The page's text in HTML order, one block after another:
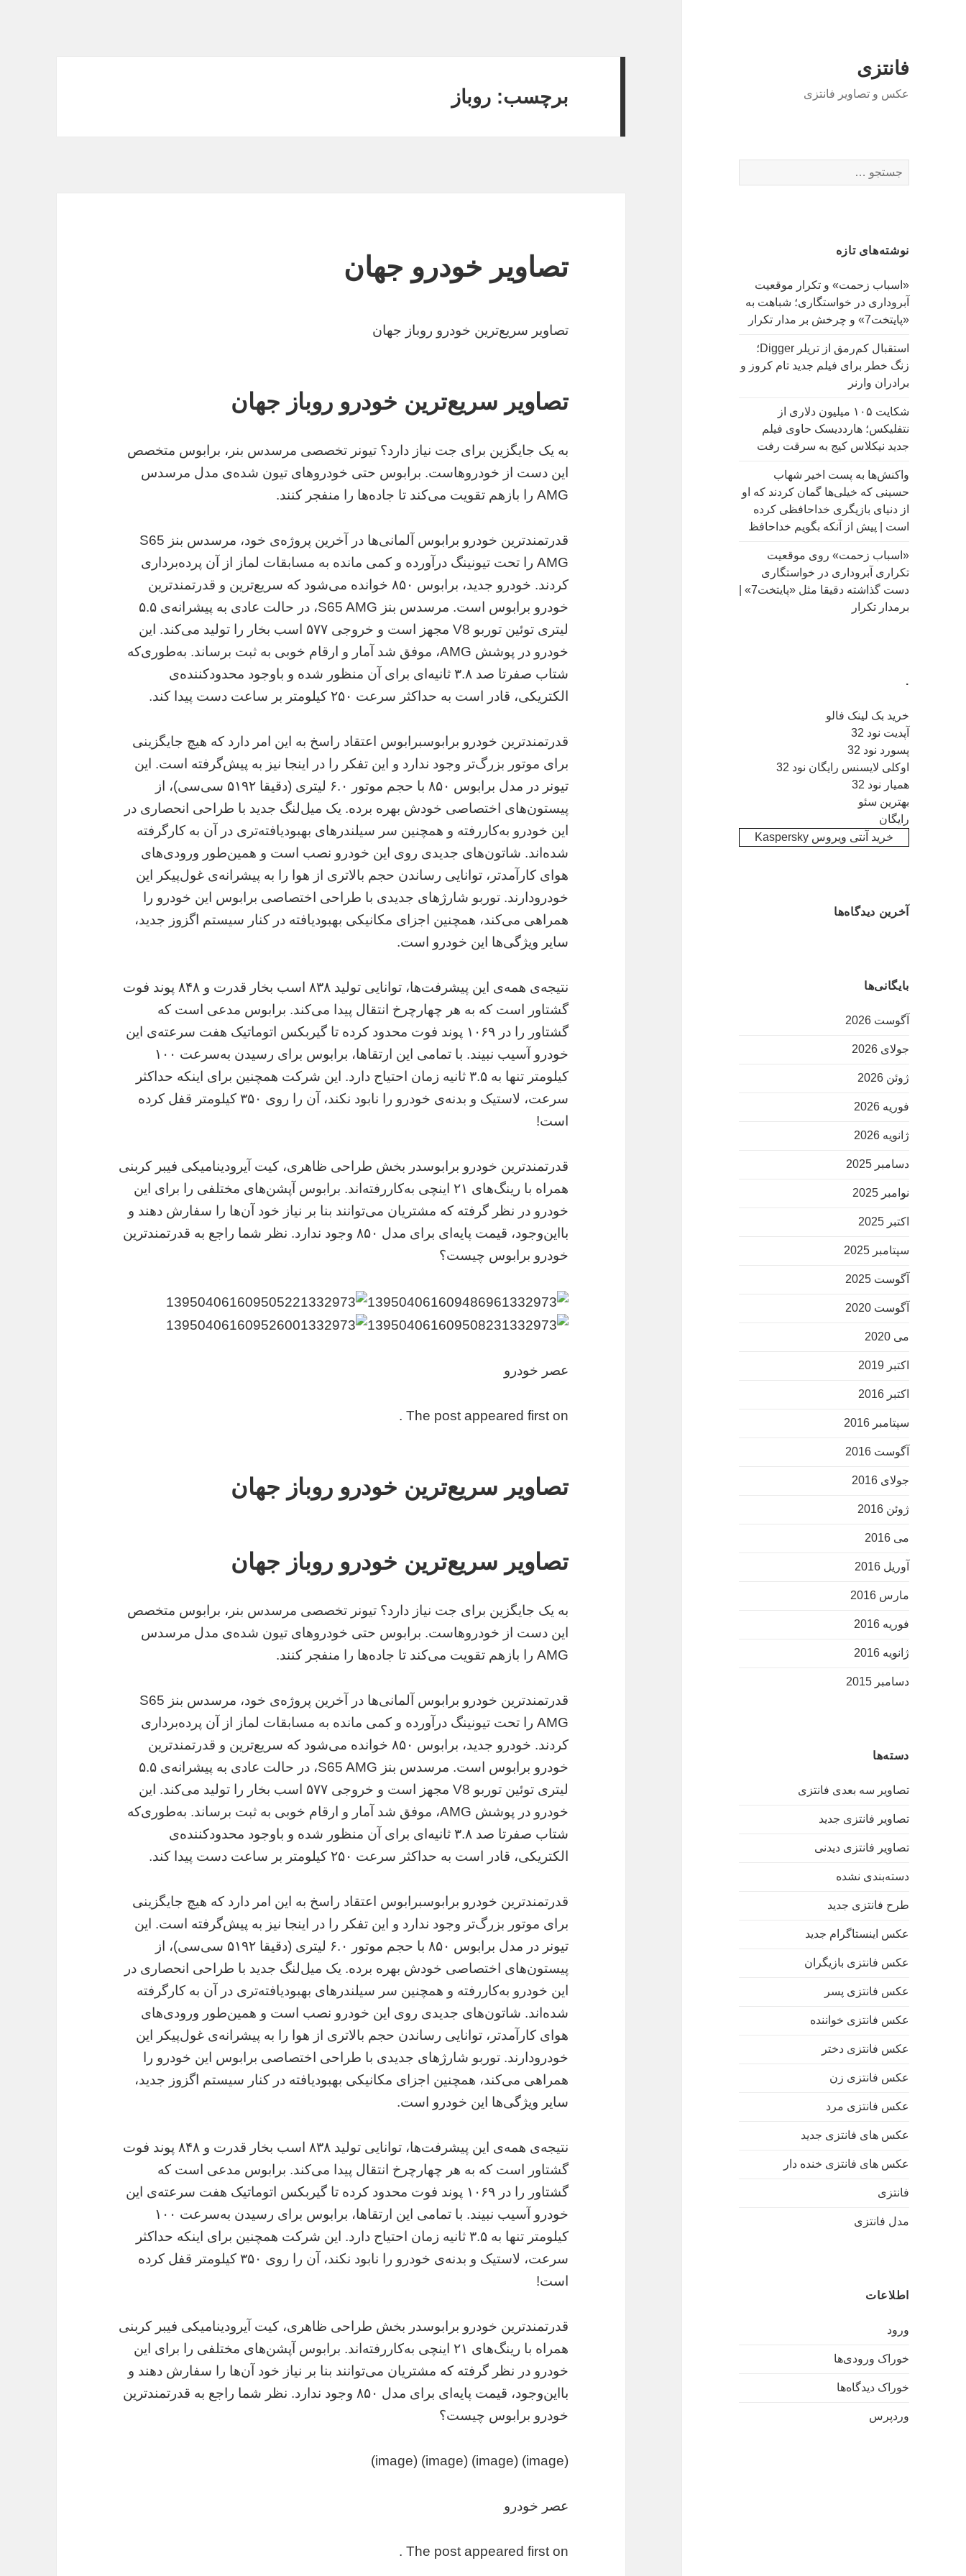
فانتزی
عکس و تصاویر فانتزی
س
ب
ا
ی
:
نوشته‌های تازه
«اسباب زحمت» و تکرار موقعیت
آبروداری در خواستگاری؛ شباهت به
«پایتخت7» و چرخش بر مدار تکرار
استقبال کم‌رمق از تریلر Digger؛
زنگ خطر برای فیلم جدید تام کروز و
برادران وارنر
شکایت ۱۰۵ میلیون دلاری از
نتفلیکس؛ هارددیسک حاوی فیلم
جدید نیکلاس کیج به سرقت رفت
واکنش‌ها به پست اخیر شهاب
حسینی که خیلی‌ها گمان کردند که او
از دنیای بازیگری خداحافظی کرده
است | پیش از آنکه بگویم خداحافظ
«اسباب زحمت» روی موقعیت
تکراری آبروداری در خواستگاری
دست گذاشته دقیقا مثل «پایتخت7» |
برمدار تکرار
.
خرید بک لینک فالو
آپدیت نود 32
پسورد نود 32
اوکلی لایسنس رایگان نود 32
همیار نود 32
بهترین سئو
رایگان
خرید آنتی ویروس Kaspersky
آخرین دیدگاه‌ها
بایگانی‌ها
آگوست 2026
جولای 2026
ژوئن 2026
فوریه 2026
ژانویه 2026
دسامبر 2025
نوامبر 2025
اکتبر 2025
سپتامبر 2025
آگوست 2025
آگوست 2020
می 2020
اکتبر 2019
اکتبر 2016
سپتامبر 2016
آگوست 2016
جولای 2016
ژوئن 2016
می 2016
آوریل 2016
مارس 2016
فوریه 2016
ژانویه 2016
دسامبر 2015
دسته‌ها
تصاویر سه بعدی فانتزی
تصاویر فانتزی جدید
تصاویر فانتزی دیدنی
دسته‌بندی نشده
طرح فانتزی جدید
عکس اینستاگرام جدید
عکس فانتزی بازیگران
عکس فانتزی پسر
عکس فانتزی خواننده
عکس فانتزی دختر
عکس فانتزی زن
عکس فانتزی مرد
عکس های فانتزی جدید
عکس های فانتزی خنده دار
فانتزی
مدل فانتزی
اطلاعات
ورود
خوراک ورودی‌ها
خوراک دیدگاه‌ها
وردپرس
برچسب: روباز
تصاویر خودرو جهان
تصاویر سریع‌ترین خودرو روباز جهان
تصاویر سریع‌ترین خودرو روباز جهان
به یک جایگزین برای جت نیاز دارد؟ تیونر تخصصی مرسدس بنر، برابوس متخصص
این دست از خودروهاست. برابوس حتی خودرو‌های تیون شده‌ی مدل مرسدس
AMG را بازهم تقویت می‌کند تا جاده‌‌ها را منفجر کنند.
قدرتمندترین خودرو برابوس آلمانی‌‌ها در آخرین پروژه‌ی خود، مرسدس بنز S65
AMG را تحت تیونینگ درآورده و کمی مانده به مسابقات لماز از آن پرده‌برداری
کردند. خودرو جدید، برابوس ۸۵۰ خوانده می‌شود که سریع‌ترین و قدرتمندترین
خودرو برابوس است. مرسدس بنز S65 AMG، در حالت عادی به پیشرانه‌ی ۵.۵
لیتری توئین توربو V8 مجهز است و خروجی ۵۷۷ اسب بخار را تولید می‌کند. این
خودرو در پوشش AMG، موفق شد آمار و ارقام خوبی به ثبت برساند. به‌طوری‌که
شتاب صفرتا صد ۳.۸ ثانیه‌ای برای آن منظور شده و باوجود محدودکننده‌ی
الکتریکی، قادر است به حداکثر سرعت ۲۵۰ کیلومتر بر ساعت دست پیدا کند.
قدرتمندترین خودرو برابوسبرابوس اعتقاد راسخ به این امر دارد که هیچ جایگزینی
برای موتور بزرگ‌تر وجود ندارد و این تفکر را در اینجا نیز به پیش‌گرفته است. این
تیونر در مدل برابوس ۸۵۰ با حجم موتور ۶.۰ لیتری (دقیقا ۵۱۹۲ سی‌سی)، از
پیستون‌های اختصاصی خودش بهره برده. یک میل‌لنگ جدید با طراحی انحصاری در
این خودرو به‌کاررفته و همچنین سر سیلندرهای بهبودیافته‌تری در آن به کارگرفته
شده‌اند. شاتون‌های جدیدی روی این خودرو نصب است و همین‌طور ورودی‌های
هوای کارآمدتر، توانایی رساندن حجم بالاتری از هوا را به پیشرانه‌ی غول‌پیکر این
خودرودارند. توربو شارژهای جدیدی با طراحی اختصاصی برابوس این خودرو را
همراهی می‌کند، همچنین اجزای مکانیکی بهبودیافته در کنار سیستم اگزوز جدید،
سایر ویژگی‌ها این خودرو است.
نتیجه‌ی همه‌ی این پیشرفت‌ها، توانایی تولید ۸۳۸ اسب بخار قدرت و ۸۴۸ پوند فوت
گشتاور است که به هر چهارچرخ انتقال پیدا می‌کند. برابوس مدعی است که
گشتاور را در ۱۰۶۹ پوند فوت محدود کرده تا گیربکس اتوماتیک هفت سرعته‌ی این
خودرو آسیب نبیند. با تمامی این ارتقاها، برابوس برای رسیدن به‌سرعت ۱۰۰
کیلومتر تنها به ۳.۵ ثانیه زمان احتیاج دارد. این شرکت همچنین برای اینکه حداکثر
سرعت، لاستیک و بدنه‌ی خودرو را نابود نکند، آن را روی ۳۵۰ کیلومتر قفل کرده
است!
قدرتمندترین خودرو برابوسدر بخش طراحی ظاهری، کیت آیرودینامیکی فیبر کربنی
همراه با رینگ‌های ۲۱ اینچی به‌کاررفته‌اند. برابوس آپشن‌های مختلفی را برای این
خودرو در نظر گرفته که مشتریان می‌توانند بنا بر نیاز خود آن‌ها را سفارش دهند و
بااین‌وجود، قیمت پایه‌‌ای برای مدل ۸۵۰ وجود ندارد. نظر شما راجع به قدرتمندترین
خودرو برابوس چیست؟
عصر خودرو
The post appeared first on .
تصاویر سریع‌ترین خودرو روباز جهان
تصاویر سریع‌ترین خودرو روباز جهان
به یک جایگزین برای جت نیاز دارد؟ تیونر تخصصی مرسدس بنر، برابوس متخصص
این دست از خودروهاست. برابوس حتی خودرو‌های تیون شده‌ی مدل مرسدس
AMG را بازهم تقویت می‌کند تا جاده‌‌ها را منفجر کنند.
قدرتمندترین خودرو برابوس آلمانی‌‌ها در آخرین پروژه‌ی خود، مرسدس بنز S65
AMG را تحت تیونینگ درآورده و کمی مانده به مسابقات لماز از آن پرده‌برداری
کردند. خودرو جدید، برابوس ۸۵۰ خوانده می‌شود که سریع‌ترین و قدرتمندترین
خودرو برابوس است. مرسدس بنز S65 AMG، در حالت عادی به پیشرانه‌ی ۵.۵
لیتری توئین توربو V8 مجهز است و خروجی ۵۷۷ اسب بخار را تولید می‌کند. این
خودرو در پوشش AMG، موفق شد آمار و ارقام خوبی به ثبت برساند. به‌طوری‌که
شتاب صفرتا صد ۳.۸ ثانیه‌ای برای آن منظور شده و باوجود محدودکننده‌ی
الکتریکی، قادر است به حداکثر سرعت ۲۵۰ کیلومتر بر ساعت دست پیدا کند.
قدرتمندترین خودرو برابوسبرابوس اعتقاد راسخ به این امر دارد که هیچ جایگزینی
برای موتور بزرگ‌تر وجود ندارد و این تفکر را در اینجا نیز به پیش‌گرفته است. این
تیونر در مدل برابوس ۸۵۰ با حجم موتور ۶.۰ لیتری (دقیقا ۵۱۹۲ سی‌سی)، از
پیستون‌های اختصاصی خودش بهره برده. یک میل‌لنگ جدید با طراحی انحصاری در
این خودرو به‌کاررفته و همچنین سر سیلندرهای بهبودیافته‌تری در آن به کارگرفته
شده‌اند. شاتون‌های جدیدی روی این خودرو نصب است و همین‌طور ورودی‌های
هوای کارآمدتر، توانایی رساندن حجم بالاتری از هوا را به پیشرانه‌ی غول‌پیکر این
خودرودارند. توربو شارژهای جدیدی با طراحی اختصاصی برابوس این خودرو را
همراهی می‌کند، همچنین اجزای مکانیکی بهبودیافته در کنار سیستم اگزوز جدید،
سایر ویژگی‌ها این خودرو است.
نتیجه‌ی همه‌ی این پیشرفت‌ها، توانایی تولید ۸۳۸ اسب بخار قدرت و ۸۴۸ پوند فوت
گشتاور است که به هر چهارچرخ انتقال پیدا می‌کند. برابوس مدعی است که
گشتاور را در ۱۰۶۹ پوند فوت محدود کرده تا گیربکس اتوماتیک هفت سرعته‌ی این
خودرو آسیب نبیند. با تمامی این ارتقاها، برابوس برای رسیدن به‌سرعت ۱۰۰
کیلومتر تنها به ۳.۵ ثانیه زمان احتیاج دارد. این شرکت همچنین برای اینکه حداکثر
سرعت، لاستیک و بدنه‌ی خودرو را نابود نکند، آن را روی ۳۵۰ کیلومتر قفل کرده
است!
قدرتمندترین خودرو برابوسدر بخش طراحی ظاهری، کیت آیرودینامیکی فیبر کربنی
همراه با رینگ‌های ۲۱ اینچی به‌کاررفته‌اند. برابوس آپشن‌های مختلفی را برای این
خودرو در نظر گرفته که مشتریان می‌توانند بنا بر نیاز خود آن‌ها را سفارش دهند و
بااین‌وجود، قیمت پایه‌‌ای برای مدل ۸۵۰ وجود ندارد. نظر شما راجع به قدرتمندترین
خودرو برابوس چیست؟
(image) (image) (image) (image)
عصر خودرو
The post appeared first on .